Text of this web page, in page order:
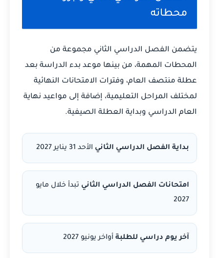
محطاته
يتضمن الفصل الدراسي الثاني مجموعة من
المحطات المهمة، من بينها موعد بدء الدراسة بعد
عطلة منتصف العام، وفترات الامتحانات النهائية
لمختلف المراحل التعليمية، إضافة إلى مواعيد نهاية
العام الدراسي وبداية العطلة الصيفية.
بداية الفصل الدراسي الثاني الأحد 31 يناير 2027
امتحانات الفصل الدراسي الثاني تبدأ خلال مايو
2027
آخر يوم دراسي للطلبة أواخر يونيو 2027